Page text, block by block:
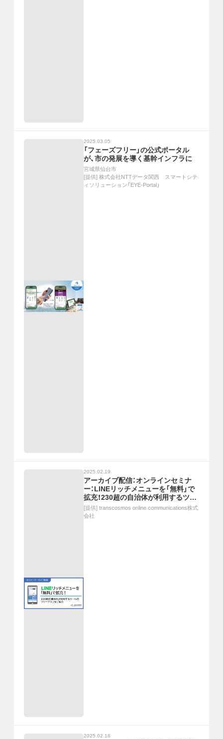
2025.03.05
「フェーズフリー」の公式ポータル
が、市の発展を導く基幹インフラに
宮城県仙台市
[提供] 株式会社NTTデータ関西 スマートシテ
ィソリューション「EYE-Portal」
2025.02.19
アーカイブ配信：オンラインセミナ
ー：LINEリッチメニューを「無料」で
拡充！230超の自治体が利用するツー
ルのフリープランをご紹介
[提供] transcosmos online communications株式
会社
2025.02.18